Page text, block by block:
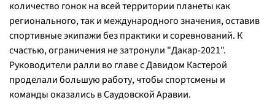
количество гонок на всей территории планеты как
регионального, так и международного значения, оставив
спортивные экипажи без практики и соревнований. К
счастью, ограничения не затронули "Дакар-2021".
Руководители ралли во главе с Давидом Кастерой
проделали большую работу, чтобы спортсмены и
команды оказались в Саудовской Аравии.